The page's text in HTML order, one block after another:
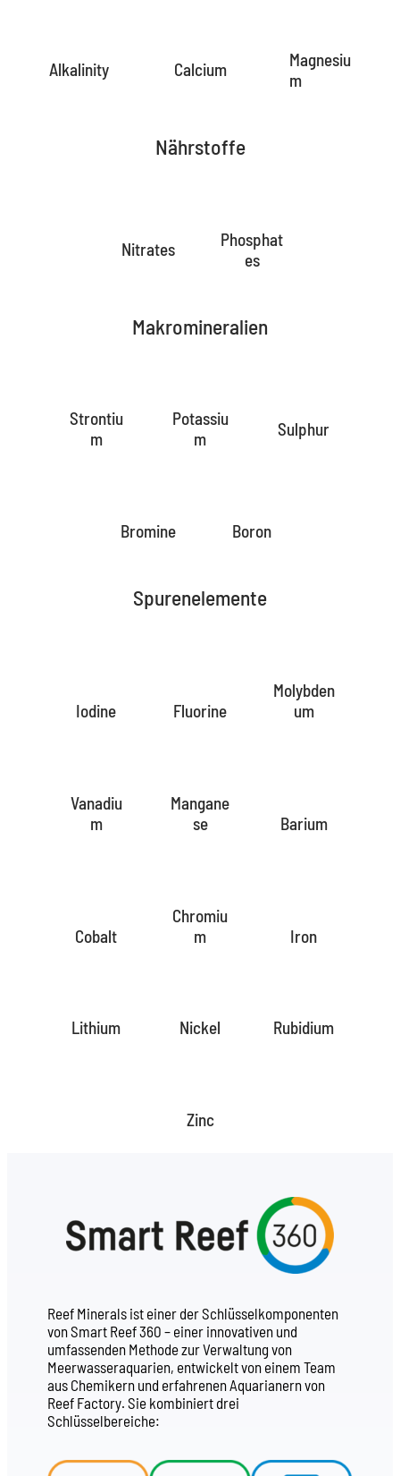
Alkalinity Calcium
Magnesiu
m
Nährstoffe
Nitrates
Phosphat
es
Makromineralien
Strontiu
m
Potassiu
m
Sulphur
Bromine Boron
Spurenelemente
Iodine Fluorine
Molybden
um
Vanadiu
m
Mangane
se
Barium
Cobalt
Chromiu
m
Iron
Lithium Nickel Rubidium
Zinc
Reef Minerals ist einer der Schlüsselkomponenten
von Smart Reef 360 – einer innovativen und
umfassenden Methode zur Verwaltung von
Meerwasseraquarien, entwickelt von einem Team
aus Chemikern und erfahrenen Aquarianern von
Reef Factory. Sie kombiniert drei
Schlüsselbereiche: